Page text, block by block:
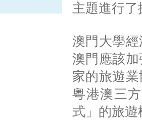
主題進行
澳門大學
澳門應該
家的旅遊
粵港澳三
式」的旅遊